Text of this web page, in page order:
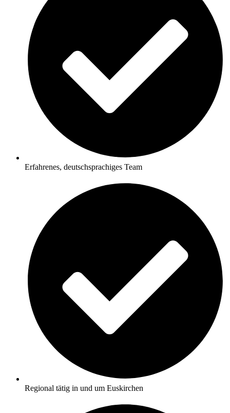
Erfahrenes, deutschsprachiges Team
Regional tätig in und um Euskirchen